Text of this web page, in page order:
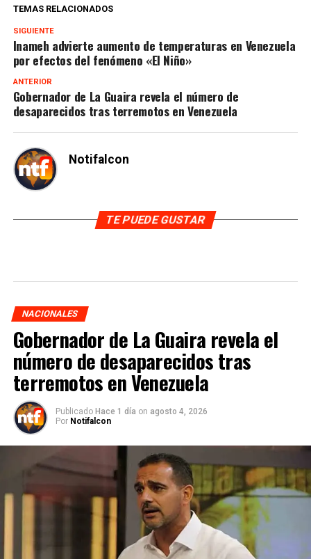
TEMAS RELACIONADOS
SIGUIENTE
Inameh advierte aumento de temperaturas en Venezuela
por efectos del fenómeno «El Niño»
ANTERIOR
Gobernador de La Guaira revela el número de
desaparecidos tras terremotos en Venezuela
Notifalcon
TE PUEDE GUSTAR
NACIONALES
Gobernador de La Guaira revela el
número de desaparecidos tras
terremotos en Venezuela
Publicado Hace 1 día on agosto 4, 2026
Por Notifalcon